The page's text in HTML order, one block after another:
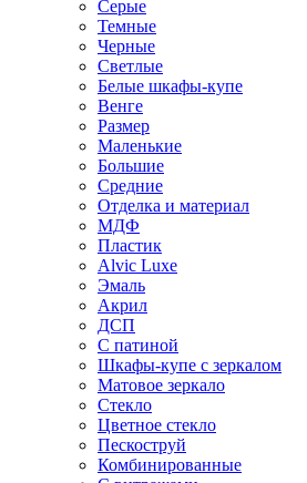
Серые
Темные
Черные
Светлые
Белые шкафы-купе
Венге
Размер
Маленькие
Большие
Средние
Отделка и материал
МДФ
Пластик
Alvic Luxe
Эмаль
Акрил
ДСП
С патиной
Шкафы-купе с зеркалом
Матовое зеркало
Стекло
Цветное стекло
Пескоструй
Комбинированные